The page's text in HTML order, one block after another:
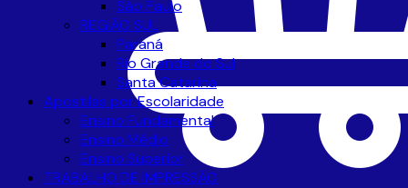
São Paulo
REGIÃO SUL
Paraná
Rio Grande do Sul
Santa Catarina
Apostilas por Escolaridade
Ensino Fundamental
Ensino Médio
Ensino Superior
TRABALHO DE IMPRESSÃO